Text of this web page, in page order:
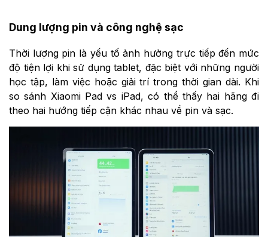
Dung lượng pin và công nghệ sạc
Thời lượng pin là yếu tố ảnh hưởng trực tiếp đến mức
độ tiện lợi khi sử dụng tablet, đặc biệt với những người
học tập, làm việc hoặc giải trí trong thời gian dài. Khi
so sánh Xiaomi Pad vs iPad, có thể thấy hai hãng đi
theo hai hướng tiếp cận khác nhau về pin và sạc.